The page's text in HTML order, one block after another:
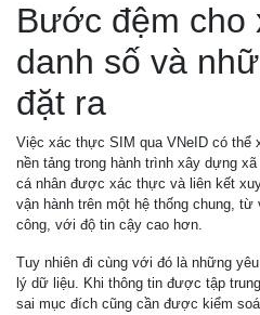
Bước đệm cho
danh số và
đặt ra
Việc xác thực SIM qua VNeID có thể
nền tảng trong hành trình xây dựng
cá nhân được xác thực và liên kết
vận hành trên một hệ thống chung,
công, với độ tin cậy cao hơn.
Tuy nhiên đi cùng với đó là những
lý dữ liệu. Khi thông tin được tập
sai mục đích cũng cần được kiểm